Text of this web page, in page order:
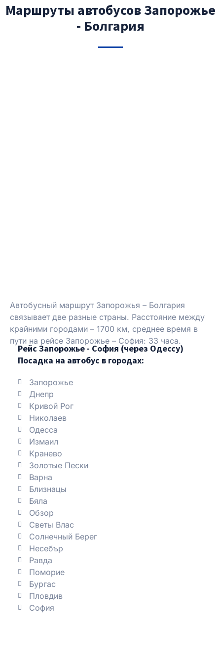
Маршруты автобусов Запорожье
- Болгария
Автобусный маршрут Запорожья – Болгария
связывает две разные страны. Расстояние между
крайними городами – 1700 км, среднее время в
пути на рейсе Запорожье – София: 33 часа.
Рейс Запорожье - София (через Одессу)
Посадка на автобус в городах:
Запорожье
Днепр
Кривой Рог
Николаев
Одесса
Измаил
Кранево
Золотые Пески
Варна
Близнацы
Бяла
Обзор
Светы Влас
Солнечный Берег
Несебър
Равда
Поморие
Бургас
Пловдив
София